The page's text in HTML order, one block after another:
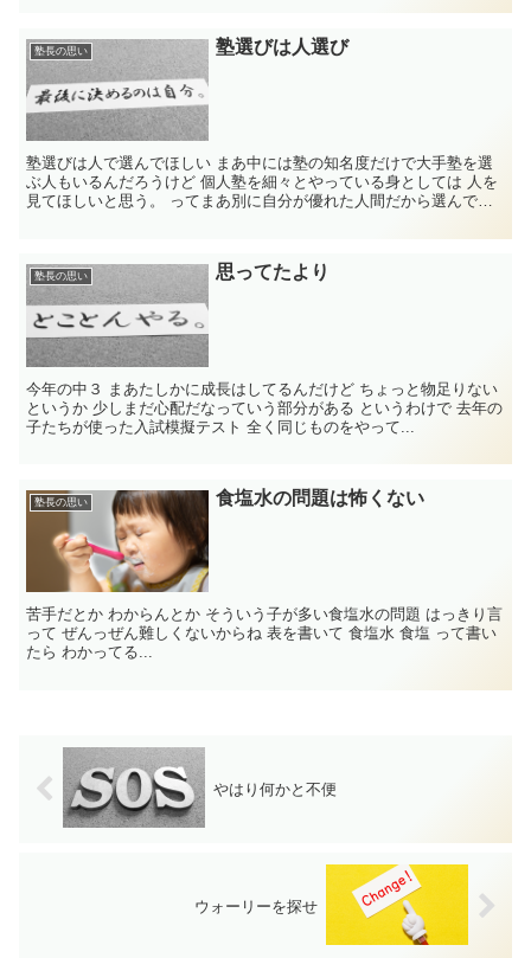
塾長の思い 塾選びは人選び
塾選びは人で選んでほしい まあ中には塾の知名度だけで大手塾を選
ぶ人もいるんだろうけど 個人塾を細々とやっている身としては 人を
見てほしいと思う。 ってまあ別に自分が優れた人間だから選んでも
塾長の思い 思ってたより
今年の中３ まあたしかに成長はしてるんだけど ちょっと物足りない
というか 少しまだ心配だなっていう部分がある というわけで 去年の
子たちが使った入試模擬テスト 全く同じものをやって...
塾長の思い 食塩水の問題は怖くない
苦手だとか わからんとか そういう子が多い食塩水の問題 はっきり言
って ぜんっぜん難しくないからね 表を書いて 食塩水 食塩 って書い
たら わかってる...
やはり何かと不便
ウォーリーを探せ